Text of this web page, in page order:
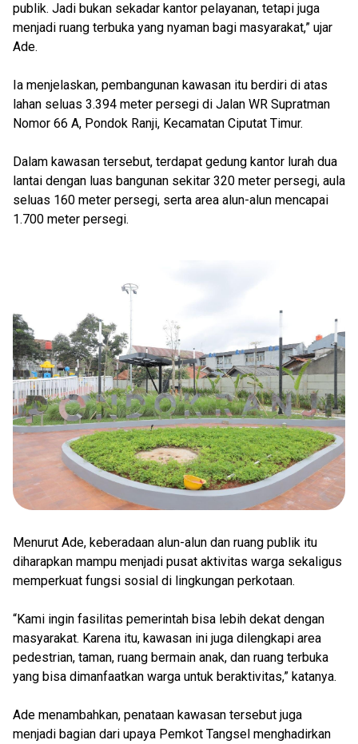
publik. Jadi bukan sekadar kantor pelayanan, tetapi juga
menjadi ruang terbuka yang nyaman bagi masyarakat,” ujar
Ade.
Ia menjelaskan, pembangunan kawasan itu berdiri di atas
lahan seluas 3.394 meter persegi di Jalan WR Supratman
Nomor 66 A, Pondok Ranji, Kecamatan Ciputat Timur.
Dalam kawasan tersebut, terdapat gedung kantor lurah dua
lantai dengan luas bangunan sekitar 320 meter persegi, aula
seluas 160 meter persegi, serta area alun-alun mencapai
1.700 meter persegi.
Menurut Ade, keberadaan alun-alun dan ruang publik itu
diharapkan mampu menjadi pusat aktivitas warga sekaligus
memperkuat fungsi sosial di lingkungan perkotaan.
“Kami ingin fasilitas pemerintah bisa lebih dekat dengan
masyarakat. Karena itu, kawasan ini juga dilengkapi area
pedestrian, taman, ruang bermain anak, dan ruang terbuka
yang bisa dimanfaatkan warga untuk beraktivitas,” katanya.
Ade menambahkan, penataan kawasan tersebut juga
menjadi bagian dari upaya Pemkot Tangsel menghadirkan